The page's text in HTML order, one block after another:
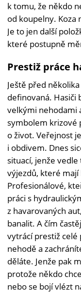
k tomu, že někdo
od koupelny. Koza
Je to jen další
které postupně
Prestiž práce
Ještě před
definovaná. Hasiči
velkými nehodami
symbolem krizové
o život. Veřejnost
i obdivem. Dnes
situací, jenže
výjezdů, které
Profesionálové,
práci s
z havarovaných
banalit. A čím
vytrácí prestiž celé
nehodě a
děláte. Jenže pak
protože někdo
nebo se bojí vlézt